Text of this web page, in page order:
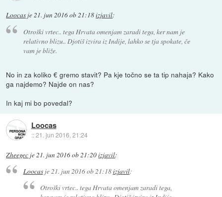
Loocas je21. jun 2016 ob 21:18izjavil:
Otroški vrtec.. tega Hrvata omenjam zaradi tega, ker nam je
relativno blizu.. Djotiš izvira iz Indije, lahko se tja spokate, če
vam je bliže.
No in za koliko € gremo stavit? Pa kje točno se ta tip nahaja? Kako
ga najdemo? Najde on nas?
In kaj mi bo povedal?
Loocas
::21. jun 2016, 21:24
Zheegec je21. jun 2016 ob 21:20izjavil:
Loocasje21. jun 2016 ob 21:18izjavil:
Otroški vrtec.. tega Hrvata omenjam zaradi tega,